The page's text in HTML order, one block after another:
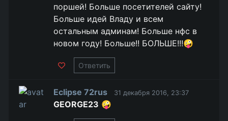
поршей! Больше посетителей сайту!
Больше идей Владу и всем
остальным админам! Больше нфс в
новом году! Больше!! БОЛЬШЕ!!!🤪
Ответить
Eclipse 72rus 31 декабря 2016, 23:37
GEORGE23 🤪